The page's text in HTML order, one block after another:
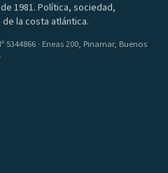
1981. Política, sociedad,
la costa atlántica.
5344866 · Eneas 200, Pinamar, Buenos